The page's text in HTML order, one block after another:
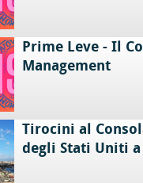
Prime Leve - Il
Management
Tirocini al
degli Stati Uniti